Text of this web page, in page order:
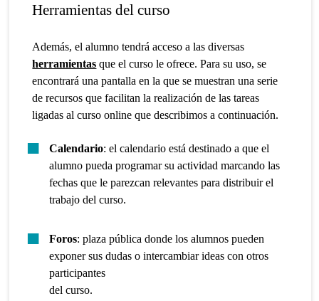
Herramientas del curso
Además, el alumno tendrá acceso a las diversas
herramientas que el curso le ofrece. Para su uso, se
encontrará una pantalla en la que se muestran una serie
de recursos que facilitan la realización de las tareas
ligadas al curso online que describimos a continuación.
Calendario: el calendario está destinado a que el
alumno pueda programar su actividad marcando las
fechas que le parezcan relevantes para distribuir el
trabajo del curso.
Foros: plaza pública donde los alumnos pueden
exponer sus dudas o intercambiar ideas con otros
participantes
del curso.